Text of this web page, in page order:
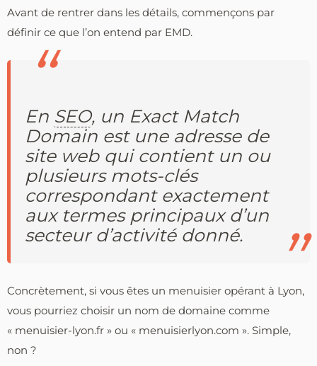
Avant de rentrer dans les détails, commençons par
définir ce que l’on entend par EMD.
En SEO, un Exact Match
Domain est une adresse de
site web qui contient un ou
plusieurs mots-clés
correspondant exactement
aux termes principaux d’un
secteur d’activité donné.
Concrètement, si vous êtes un menuisier opérant à Lyon,
vous pourriez choisir un nom de domaine comme
« menuisier-lyon.fr » ou « menuisierlyon.com ». Simple,
non ?